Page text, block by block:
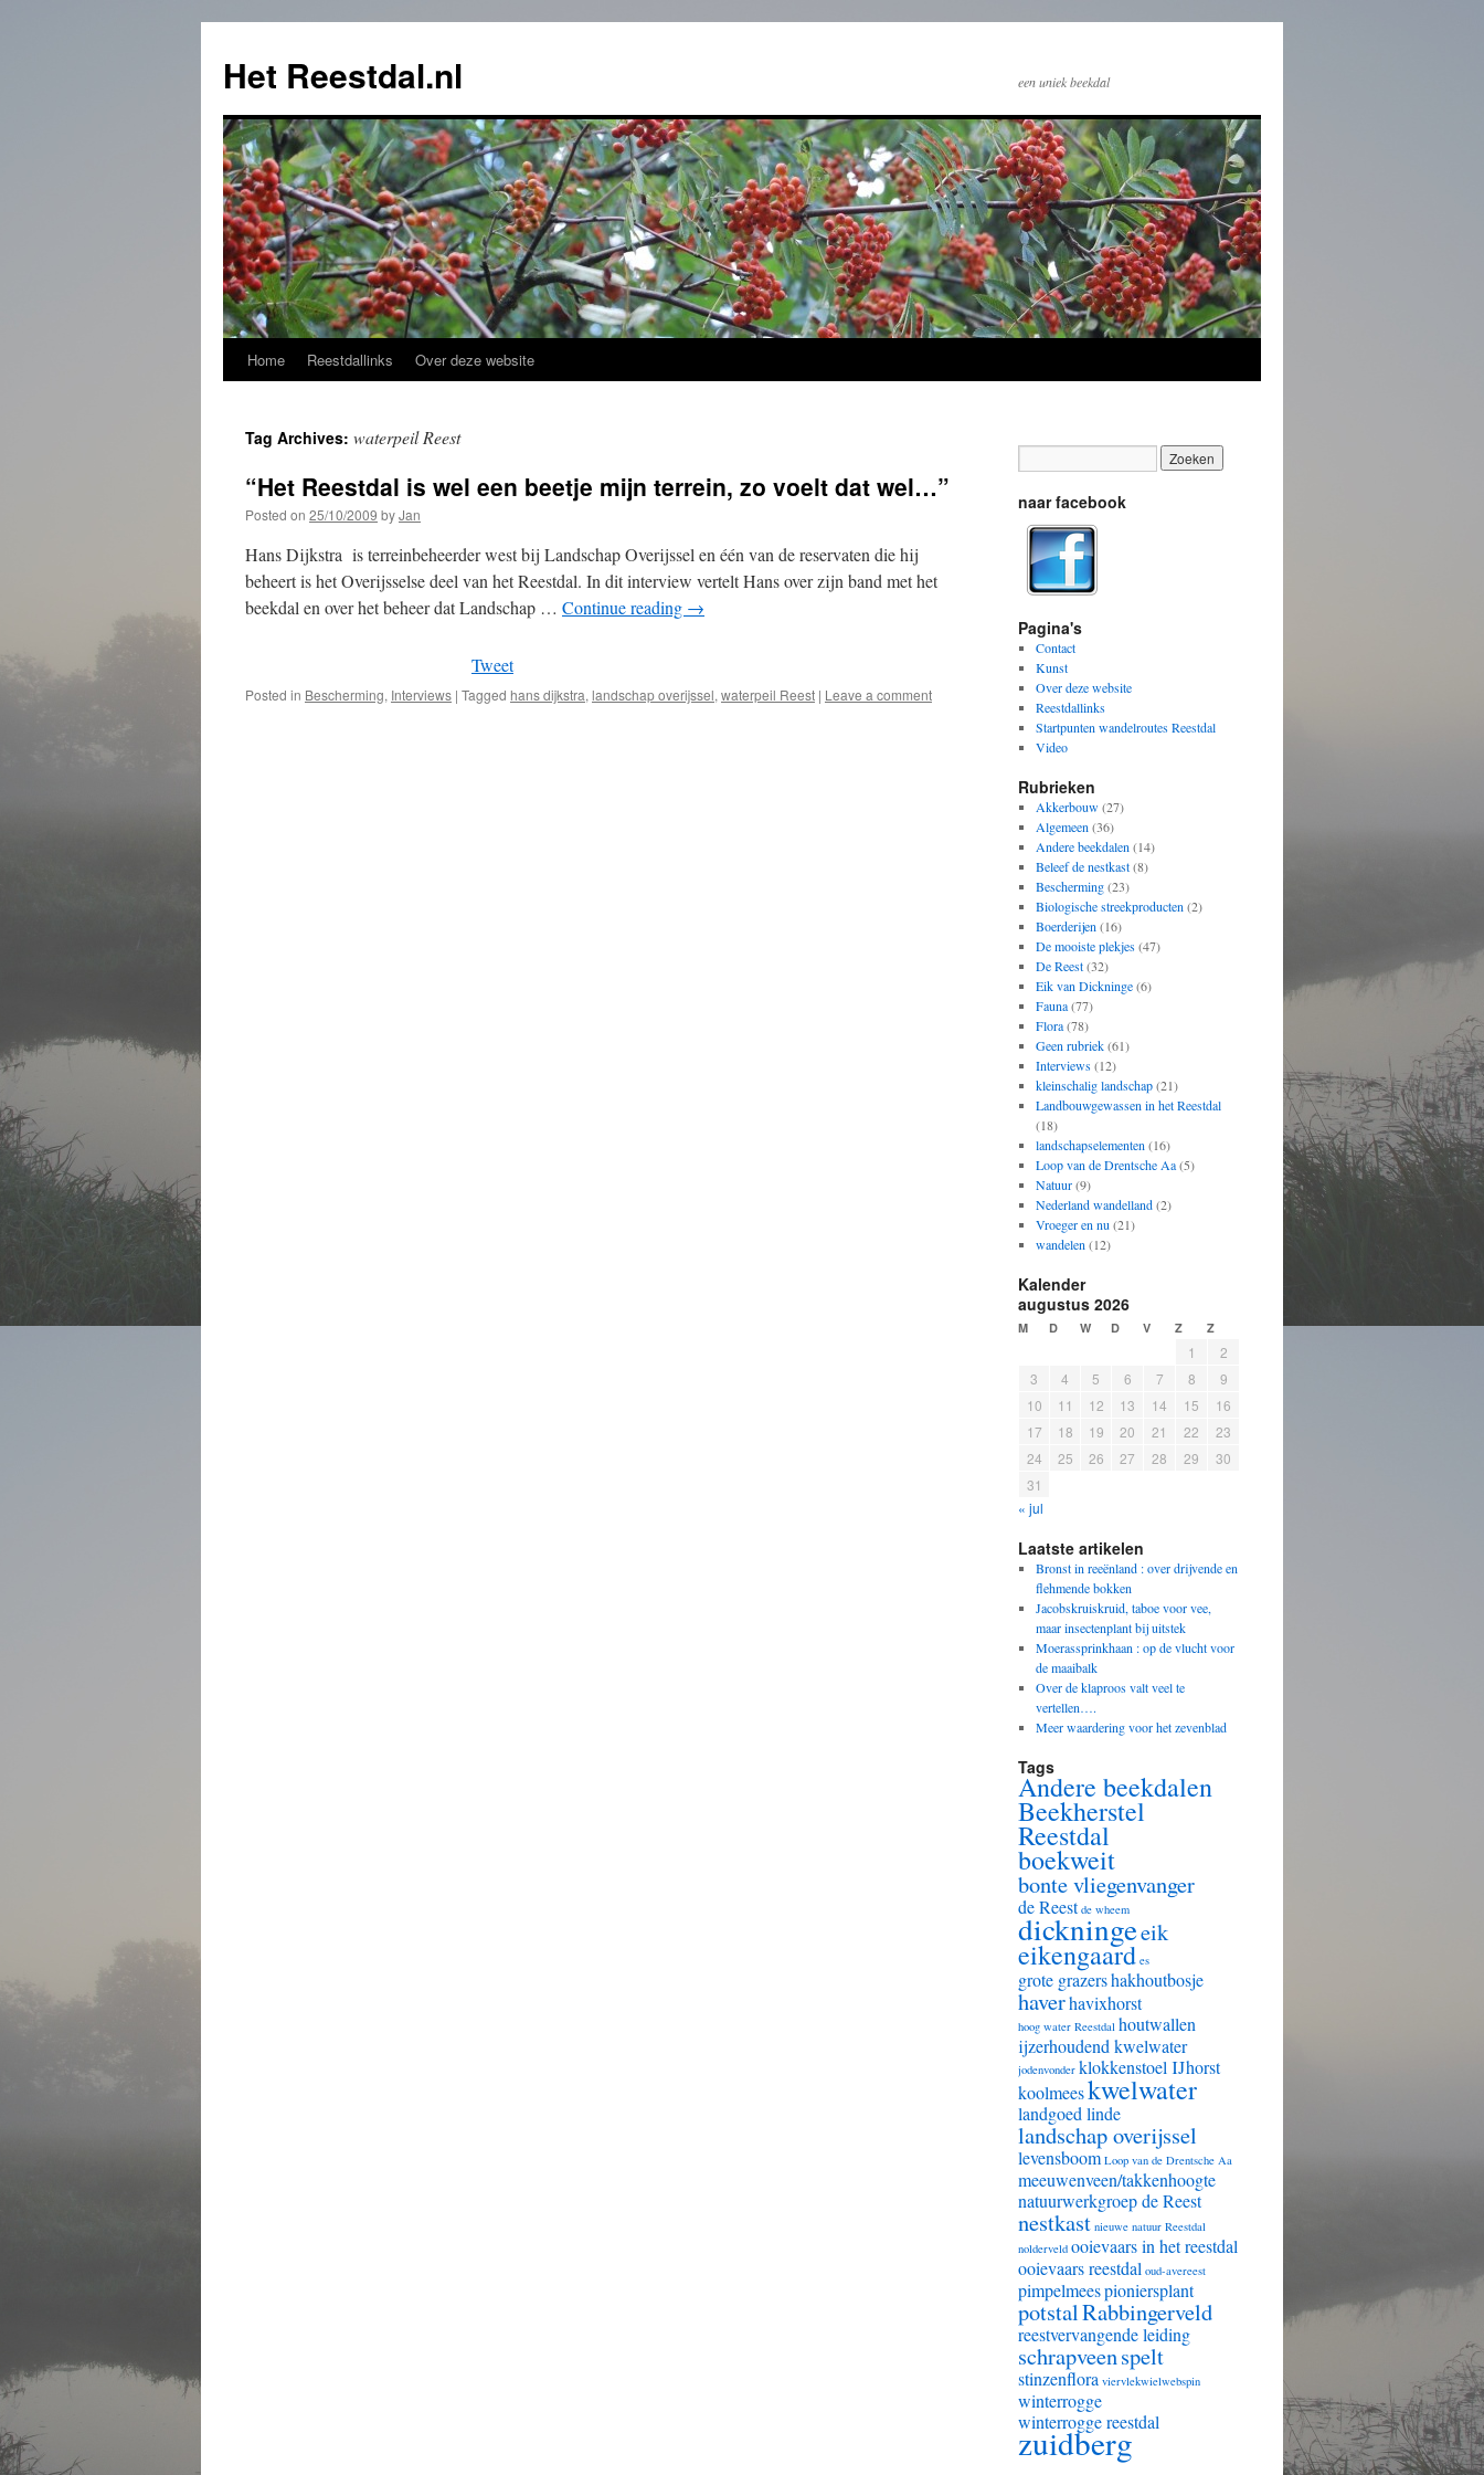
Het Reestdal.nl een uniek beekdal
Skip
content
Home Reestdallinks Over deze website
Tag Archives: waterpeil Reest
“Het Reestdal is wel een beetje mijn terrein, zo voelt dat wel…”
Posted on 25/10/2009 byJan
Hans Dijkstra is terreinbeheerder west bij Landschap Overijssel en één van de reservaten die hij
beheert is het Overijsselse deel van het Reestdal. In dit interview vertelt Hans over zijn band met het
beekdal en over het beheer dat Landschap … Continue reading →
Tweet
Posted in Bescherming, Interviews | Tagged hans dijkstra, landschap overijssel, waterpeil Reest | Leave a comment
naar facebook
Pagina's
Contact
Kunst
Over deze website
Reestdallinks
Startpunten wandelroutes Reestdal
Video
Rubrieken
Akkerbouw(27)
Algemeen (36)
Andere beekdalen (14)
Beleef de nestkast(8)
Bescherming(23)
Biologische streekproducten (2)
Boerderijen (16)
De mooiste plekjes(47)
De Reest(32)
Eik van Dickninge(6)
Fauna(77)
Flora(78)
Geen rubriek(61)
Interviews(12)
kleinschalig landschap(21)
Landbouwgewassen in het Reestdal
(18)
landschapselementen (16)
Loop van de Drentsche Aa(5)
Natuur(9)
Nederland wandelland(2)
Vroeger en nu (21)
wandelen (12)
Kalender
augustus 2026
M D W D V Z Z
« jul
1
2
3
4 5 6 7 8
9
10
11 12 13 14 15
16
17
18 19 20 21 22
23
24
25 26 27 28 29
30
31
Laatste artikelen
Bronst in reeënland : over drijvende en
flehmende bokken
Jacobskruiskruid, taboe voor vee,
maar insectenplant bij uitstek
Moerassprinkhaan : op de vlucht voor
de maaibalk
Over de klaproos valt veel te
vertellen….
Meer waardering voor het zevenblad
Tags
Andere beekdalen
Beekherstel
Reestdal
boekweit
bonte vliegenvanger
de Reest de wheem
dickningeeik
eikengaard es
grote grazershakhoutbosje
haverhavixhorst
hoog water Reestdal houtwallen
ijzerhoudend kwelwater
jodenvonder klokkenstoel IJhorst
koolmeeskwelwater
landgoed linde
landschap overijssel
levensboom Loop van de Drentsche Aa
meeuwenveen/takkenhoogte
natuurwerkgroep de Reest
nestkast nieuwe natuur Reestdal
nolderveld ooievaars in het reestdal
ooievaars reestdal oud-avereest
pimpelmeespioniersplant
potstalRabbingerveld
reestvervangende leiding
schrapveenspelt
stinzenflora viervlekwielwebspin
winterrogge
winterrogge reestdal
zuidberg